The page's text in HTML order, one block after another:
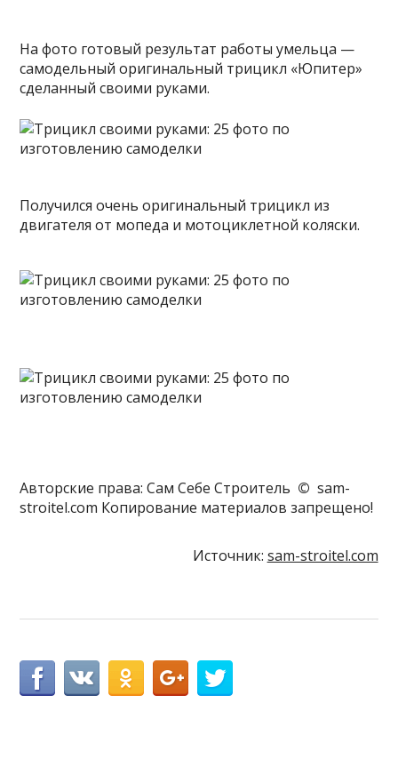
На фото готовый результат работы умельца —
самодельный оригинальный трицикл «Юпитер»
сделанный своими руками.
Получился очень оригинальный трицикл из
двигателя от мопеда и мотоциклетной коляски.
Авторские права: Сам Себе Строитель © sam-
stroitel.com Копирование материалов запрещено!
Источник: sam-stroitel.com